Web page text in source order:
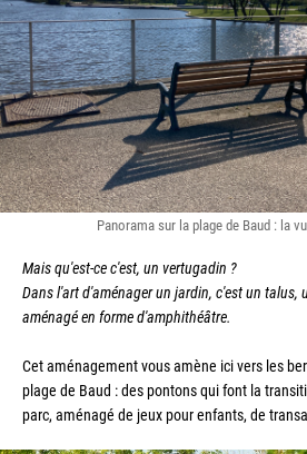
Panorama sur la plage de Baud : la
Mais qu'est-ce c'est, un vertugadin ?
Dans l'art d'aménager un jardin, c'est un talus,
aménagé en forme d'amphithéâtre.
Cet aménagement vous amène ici vers les
plage de Baud : des pontons qui font la
parc, aménagé de jeux pour enfants, de